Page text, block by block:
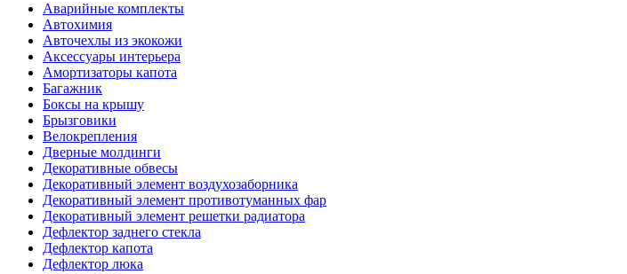
Аварийные комплекты
Автохимия
Авточехлы из экокожи
Аксессуары интерьера
Амортизаторы капота
Багажник
Боксы на крышу
Брызговики
Велокрепления
Дверные молдинги
Декоративные обвесы
Декоративный элемент воздухозаборника
Декоративный элемент противотуманных фар
Декоративный элемент решетки радиатора
Дефлектор заднего стекла
Дефлектор капота
Дефлектор люка